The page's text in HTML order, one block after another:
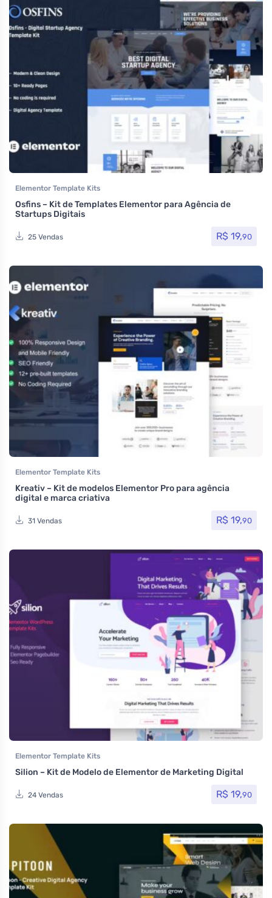
Elementor Template Kits
Osfins – Kit de Templates Elementor para Agência de
Startups Digitais
25 Vendas R$ 19,90
Elementor Template Kits
Kreativ – Kit de modelos Elementor Pro para agência
digital e marca criativa
31 Vendas R$ 19,90
Elementor Template Kits
Silion – Kit de Modelo de Elementor de Marketing Digital
24 Vendas R$ 19,90